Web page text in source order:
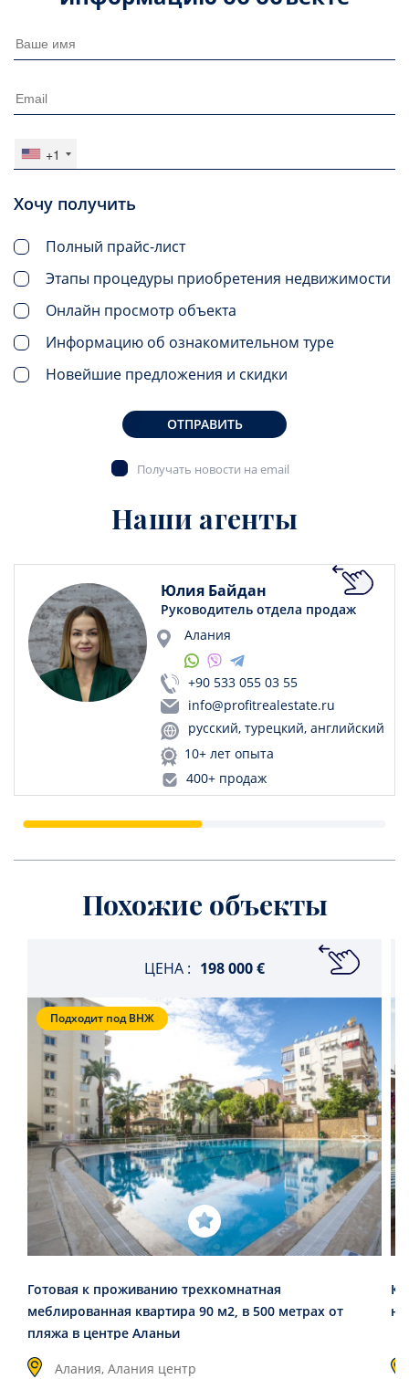
+1
Хочу получить
Полный прайс-лист
Этапы процедуры приобретения недвижимости
Онлайн просмотр объекта
Информацию об ознакомительном туре
Новейшие предложения и скидки
ОТПРАВИТЬ
Получать новости на email
Наши агенты
Юлия Байдан
Руководитель отдела продаж
Алания
+90 533 055 03 55
info@profitrealestate.ru
русский, турецкий, английский
10+ лет опыта
400+ продаж
Похожие объекты
ЦЕНА : 198 000 €
Подходит под ВНЖ
Готовая к проживанию трехкомнатная
меблированная квартира 90 м2, в 500 метрах от
пляжа в центре Аланьи
Алания, Алания центр